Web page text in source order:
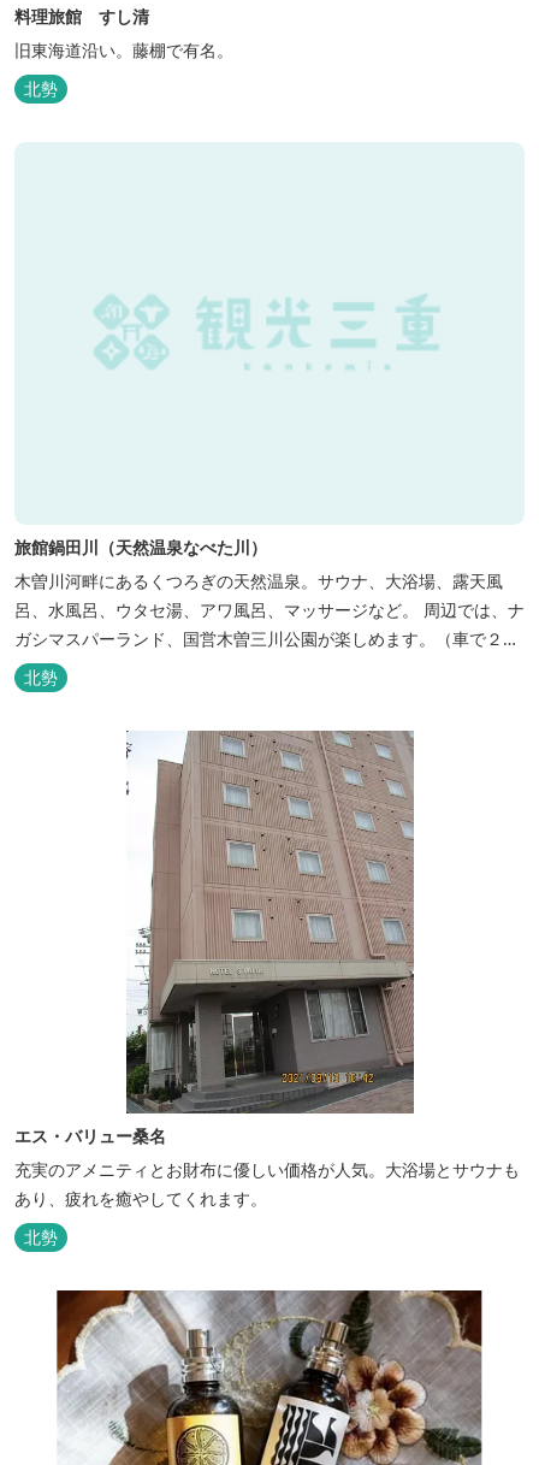
料理旅館 すし清
旧東海道沿い。藤棚で有名。
北勢
旅館鍋田川（天然温泉なべた川）
木曽川河畔にあるくつろぎの天然温泉。サウナ、大浴場、露天風
呂、水風呂、ウタセ湯、アワ風呂、マッサージなど。 周辺では、ナ
ガシマスパーランド、国営木曽三川公園が楽しめます。（車で２０
分）
北勢
エス・バリュー桑名
充実のアメニティとお財布に優しい価格が人気。大浴場とサウナも
あり、疲れを癒やしてくれます。
北勢